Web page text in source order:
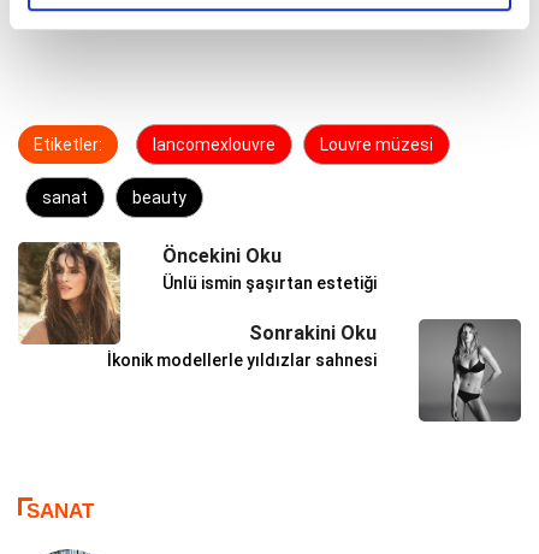
Etiketler: lancomexlouvre Louvre müzesi
sanat beauty
Öncekini Oku
Ünlü ismin şaşırtan estetiği
Sonrakini Oku
İkonik modellerle yıldızlar sahnesi
SANAT